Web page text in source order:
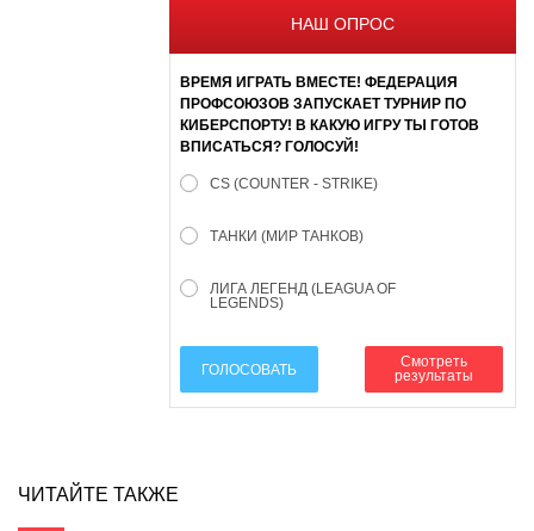
НАШ ОПРОС
ВРЕМЯ ИГРАТЬ ВМЕСТЕ! ФЕДЕРАЦИЯ
ПРОФСОЮЗОВ ЗАПУСКАЕТ ТУРНИР ПО
КИБЕРСПОРТУ! В КАКУЮ ИГРУ ТЫ ГОТОВ
ВПИСАТЬСЯ? ГОЛОСУЙ!
CS (COUNTER - STRIKE)
ТАНКИ (МИР ТАНКОВ)
ЛИГА ЛЕГЕНД (LEAGUA OF
LEGENDS)
ГОЛОСОВАТЬ
Смотреть
результаты
ЧИТАЙТЕ ТАКЖЕ